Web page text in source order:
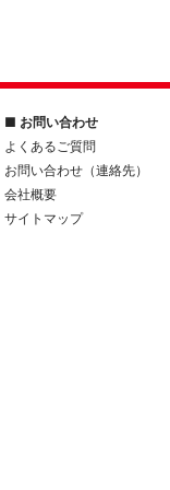
■ お問い合わせ
よくあるご質問
お問い合わせ（連絡先）
会社概要
サイトマップ